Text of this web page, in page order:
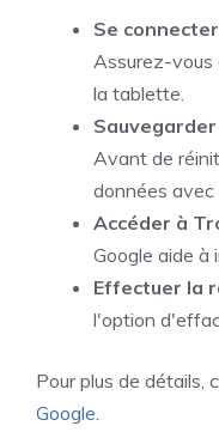
Se
Assurez-vous
la tablette.
Avant de
données avec
Accéder à
Google aide à
Effectuer la
l'option
Pour plus de détails,
Google.